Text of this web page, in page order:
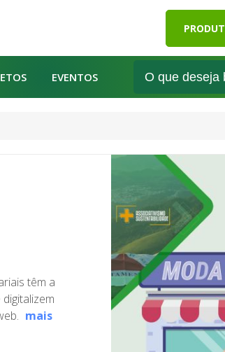
EVENTOS
têm a
mais